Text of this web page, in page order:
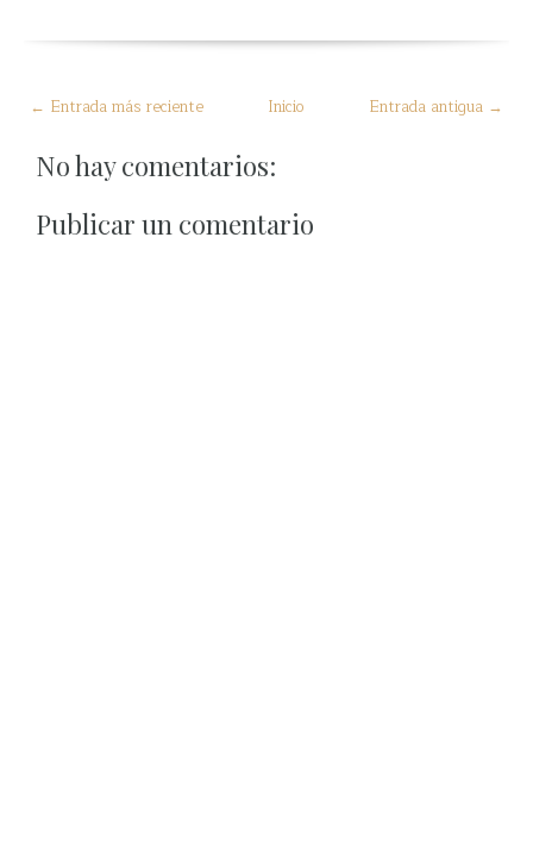
← Entrada más reciente Entrada antigua →
Inicio
No hay comentarios:
Publicar un comentario